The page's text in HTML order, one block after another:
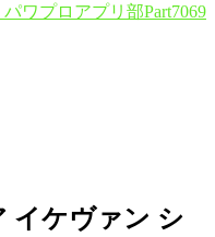
パワプロアプリ部Part7069
イケヴァン シ